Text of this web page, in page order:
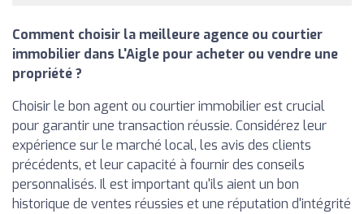
Comment choisir la meilleure agence ou courtier
immobilier dans L'Aigle pour acheter ou vendre une
propriété ?
Choisir le bon agent ou courtier immobilier est crucial
pour garantir une transaction réussie. Considérez leur
expérience sur le marché local, les avis des clients
précédents, et leur capacité à fournir des conseils
personnalisés. Il est important qu'ils aient un bon
historique de ventes réussies et une réputation d'intégrité